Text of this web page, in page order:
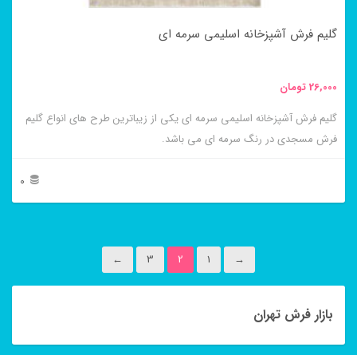
صفحه
انتخاب
شوند
گلیم فرش آشپزخانه اسلیمی سرمه ای
26,000تومان
گلیم فرش آشپزخانه اسلیمی سرمه ای یکی از زیباترین طرح های انواع گلیم
فرش مسجدی در رنگ سرمه ای می باشد.
0
انواع
مختلفی
می
→
1
2
3
←
بازار فرش تهران